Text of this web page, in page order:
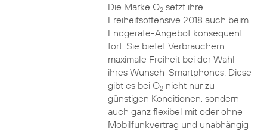
Die Marke O2setzt ihre
Freiheitsoffensive 2018 auch beim
Endgeräte-Angebot konsequent
fort. Sie bietet Verbrauchern
maximale Freiheit bei der Wahl
ihres Wunsch-Smartphones. Diese
gibt es bei O2nicht nur zu
günstigen Konditionen, sondern
auch ganz flexibel mit oder ohne
Mobilfunkvertrag und unabhängig